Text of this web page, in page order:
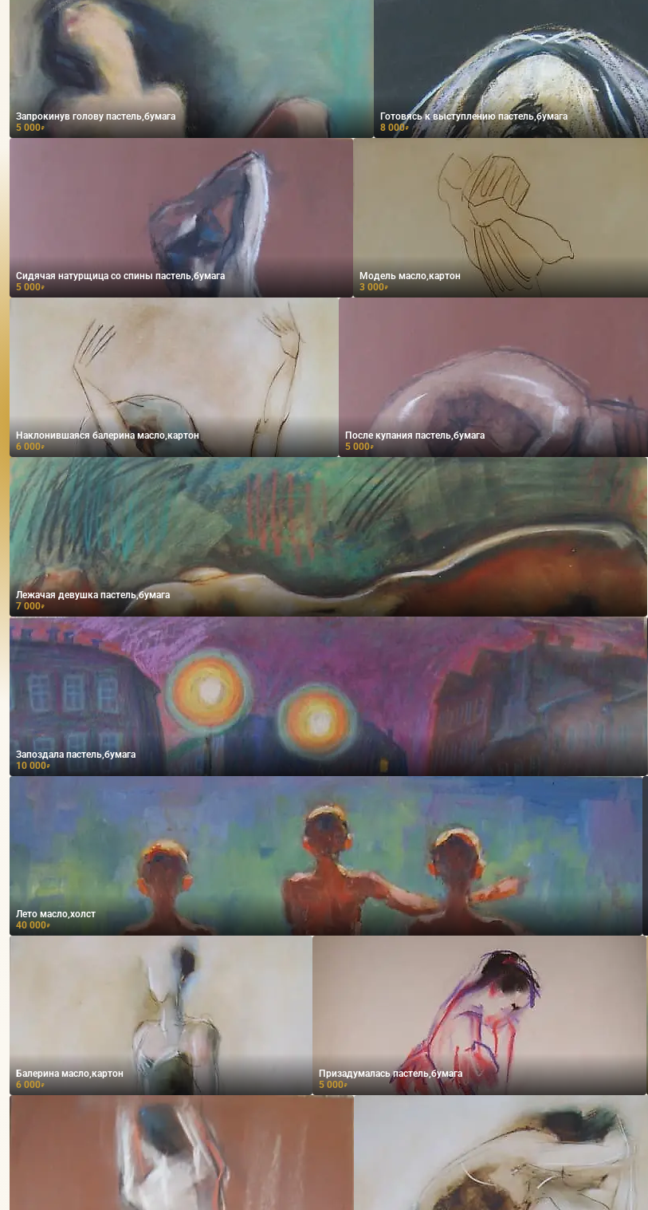
Запрокинув голову пастель,бумага
5 000₽
Готовясь к выступлению пастель,бумага
8 000₽
Сидячая натурщица со спины пастель,бумага
5 000₽
Модель масло,картон
3 000₽
Наклонившаяся балерина масло,картон
6 000₽
После купания пастель,бумага
5 000₽
Лежачая девушка пастель,бумага
7 000₽
Запоздала пастель,бумага
10 000₽
Лето масло,холст
40 000₽
Балерина масло,картон
6 000₽
Призадумалась пастель,бумага
5 000₽